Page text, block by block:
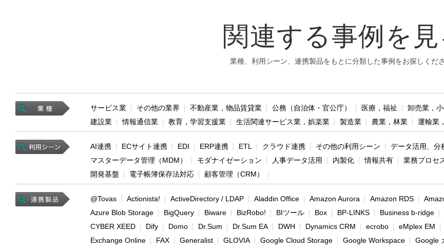
関連する事例を見
業種、利用シーン、連携製品をもとに分類した事例をお探しくださ
サービス業 その他の業界 不動産業，物品賃貸業 公務（自治体・官公庁） 医療，福祉 卸売業，
建設業
情報通信業 教育，学習支援業 生活関連サービス業，娯楽業 製造業 農業，林業 運輸業
AI連携 ECサイト連携 EDI ERP連携 ETL クラウド連携 その他の利用シーン データ活用、分
マスターデータ管理（MDM）
モダナイゼーション 人事データ活用 内製化 情報共有 業務プロセ
開発基盤
電子帳簿保存法対応 顧客管理（CRM）
@Tovas Actionista! ActiveDirectory / LDAP Aladdin Office Amazon Aurora Amazon RDS
Azure Blob Storage
BigQuery Biware BizRobo! BIツール Box BP-LINKS Business b-ridge
CYBER XEED
Dify Domo Dr.Sum Dr.Sum EA DWH Dynamics CRM ecrobo eMplex EM
Exchange Online
FAX Generalist GLOVIA Google Cloud Storage Google Workspace Google